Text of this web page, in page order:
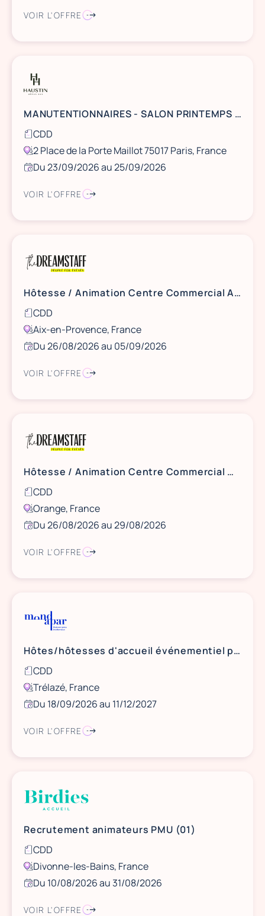
VOIR L'OFFRE
MANUTENTIONNAIRES - SALON PRINTEMPS DES ETUDES - PALAIS DES CONGRES - Porte Maillot
CDD
2 Place de la Porte Maillot 75017 Paris, France
Du 23/09/2026 au 25/09/2026
VOIR L'OFFRE
Hôtesse / Animation Centre Commercial Aix La Pioline - 26/29 août et 5 septembre
CDD
Aix-en-Provence, France
Du 26/08/2026 au 05/09/2026
VOIR L'OFFRE
Hôtesse / Animation Centre Commercial Carrefour Orange - 26 & 29 août
CDD
Orange, France
Du 26/08/2026 au 29/08/2026
VOIR L'OFFRE
Hôtes/hôtesses d'accueil événementiel pour l'Aréna Loire
CDD
Trélazé, France
Du 18/09/2026 au 11/12/2027
VOIR L'OFFRE
Recrutement animateurs PMU (01)
CDD
Divonne-les-Bains, France
Du 10/08/2026 au 31/08/2026
VOIR L'OFFRE